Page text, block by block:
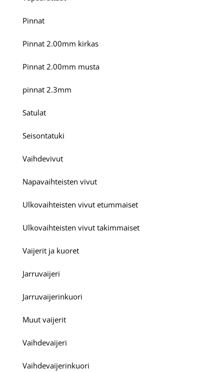
Pinnat
Pinnat 2.00mm kirkas
Pinnat 2.00mm musta
pinnat 2.3mm
Satulat
Seisontatuki
Vaihdevivut
Napavaihteisten vivut
Ulkovaihteisten vivut etummaiset
Ulkovaihteisten vivut takimmaiset
Vaijerit ja kuoret
Jarruvaijeri
Jarruvaijerinkuori
Muut vaijerit
Vaihdevaijeri
Vaihdevaijerinkuori